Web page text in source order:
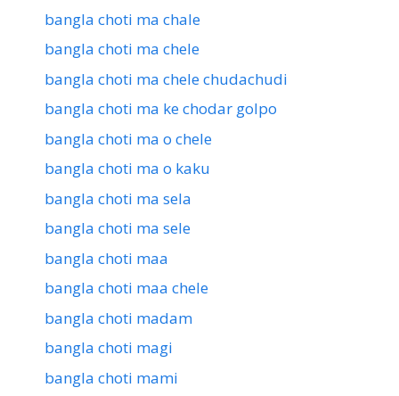
bangla choti ma chale
bangla choti ma chele
bangla choti ma chele chudachudi
bangla choti ma ke chodar golpo
bangla choti ma o chele
bangla choti ma o kaku
bangla choti ma sela
bangla choti ma sele
bangla choti maa
bangla choti maa chele
bangla choti madam
bangla choti magi
bangla choti mami